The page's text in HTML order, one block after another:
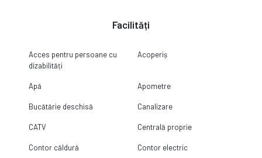
Facilități
Acces pentru persoane cu
dizabilități
Acoperiș
Apă Apometre
Bucătărie deschisă Canalizare
CATV Centrală proprie
Contor căldură Contor electric